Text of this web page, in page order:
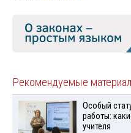
Рекомендуемые
Особый
работы:
учителя